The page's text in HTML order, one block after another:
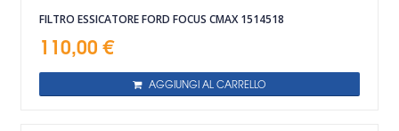
FILTRO ESSICATORE FORD FOCUS CMAX 1514518
110,00 €
AGGIUNGI AL CARRELLO